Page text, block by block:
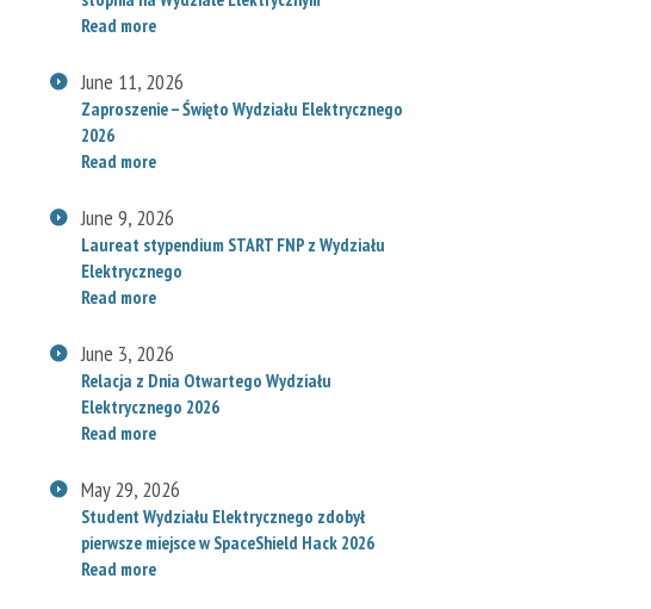
Read more
June 11, 2026
Zaproszenie – Święto Wydziału Elektrycznego
2026
Read more
June 9, 2026
Laureat stypendium START FNP z Wydziału
Elektrycznego
Read more
June 3, 2026
Relacja z Dnia Otwartego Wydziału
Elektrycznego 2026
Read more
May 29, 2026
Student Wydziału Elektrycznego zdobył
pierwsze miejsce w SpaceShield Hack 2026
Read more